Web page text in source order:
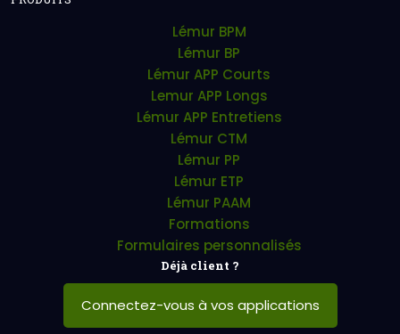
Lémur BPM
Lémur BP
Lémur APP Courts
Lemur APP Longs
Lémur APP Entretiens
Lémur CTM
Lémur PP
Lémur ETP
Lémur PAAM
Formations
Formulaires personnalisés
Déjà client ?
Connectez-vous à vos applications